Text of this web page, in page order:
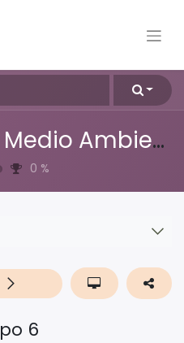
Education 'Nos Medio Ambiente'
0 %
6